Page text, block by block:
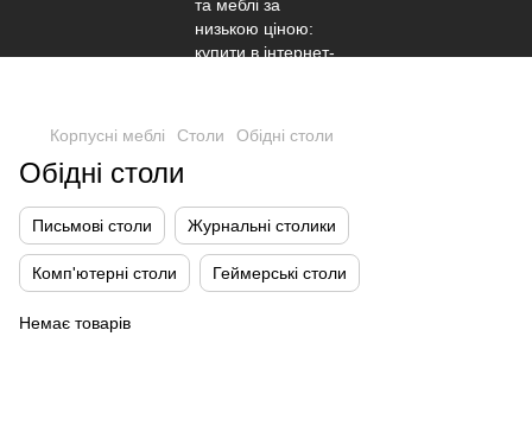
Корпусні меблі Столи Обідні столи
Обідні столи
Письмові столи Журнальні столики
Комп'ютерні столи Геймерські столи
Немає товарів